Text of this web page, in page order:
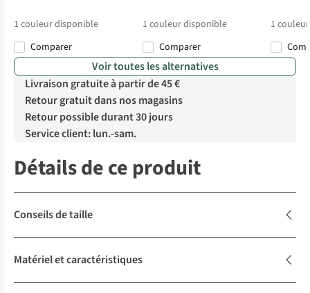
1 couleur disponible
Comparer
1 couleur disponible
Comparer
1
Voir toutes les alternatives
Livraison gratuite à partir de 45 €
Retour gratuit dans nos magasins
Retour possible durant 30 jours
Service client: lun.-sam.
Détails de ce produit
Conseils de taille
Matériel et caractéristiques